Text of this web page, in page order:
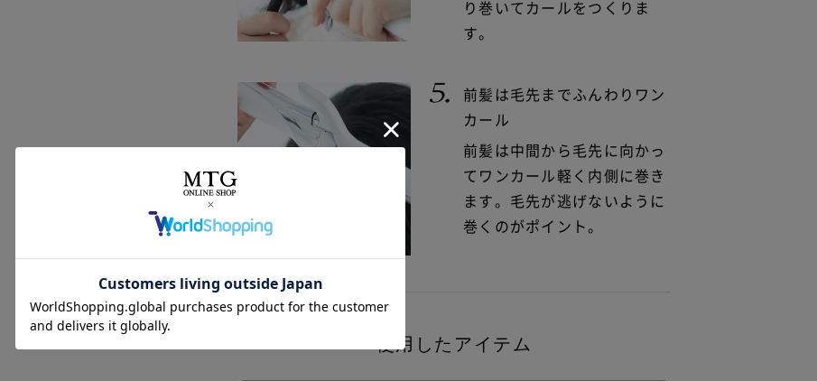
り巻いてカールをつくりま
す。
前髪は毛先までふんわりワン
カール
前髪は中間から毛先に向かっ
てワンカール軽く内側に巻き
ます。毛先が逃げないように
巻くのがポイント。
使用したアイテム